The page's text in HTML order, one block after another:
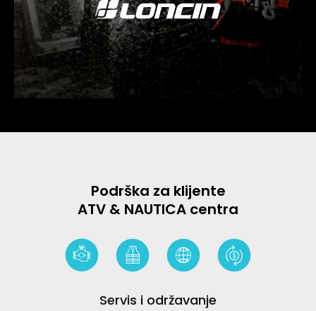
Podrška za klijente
ATV & NAUTICA centra
Servis i održavanje